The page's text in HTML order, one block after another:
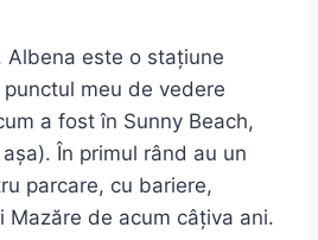
Albena este o stațiune
meu de vedere
a fost în Sunny Beach,
În primul rând au un
parcare, cu bariere,
Mazăre de acum câțiva ani.